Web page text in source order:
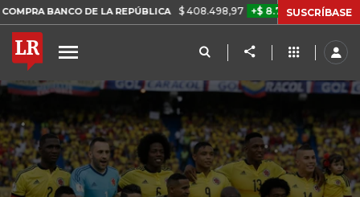
DE LA REPÚBLICA $ 408.498,97 +$ 8.753,81 +2,19% TASA
SUSCRÍBASE